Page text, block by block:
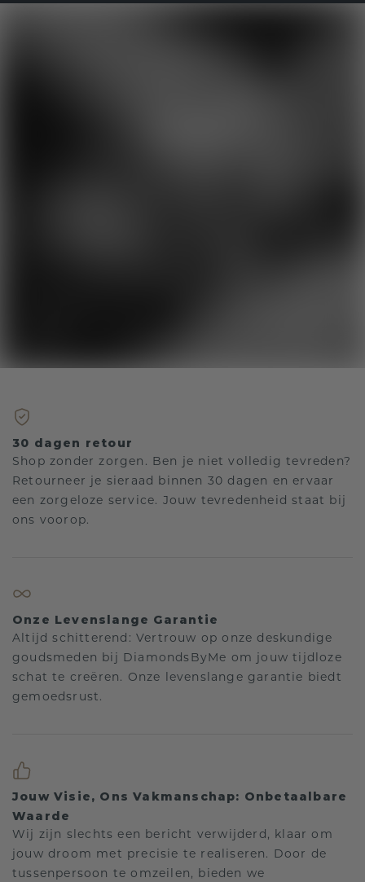
30 dagen retour
Shop zonder zorgen. Ben je niet volledig tevreden?
Retourneer je sieraad binnen 30 dagen en ervaar
een zorgeloze service. Jouw tevredenheid staat bij
ons voorop.
Onze Levenslange Garantie
Altijd schitterend: Vertrouw op onze deskundige
goudsmeden bij DiamondsByMe om jouw tijdloze
schat te creëren. Onze levenslange garantie biedt
gemoedsrust.
Jouw Visie, Ons Vakmanschap: Onbetaalbare
Waarde
Wij zijn slechts een bericht verwijderd, klaar om
jouw droom met precisie te realiseren. Door de
tussenpersoon te omzeilen, bieden we